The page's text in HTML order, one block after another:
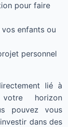
pour faire
enfants ou
personnel
lié à
horizon
pouvez vous
dans des